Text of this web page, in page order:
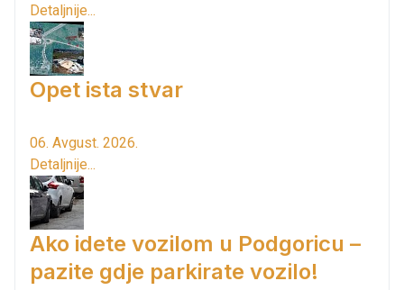
Detaljnije...
Opet ista stvar
06. Avgust. 2026.
Detaljnije...
Ako idete vozilom u Podgoricu –
pazite gdje parkirate vozilo!